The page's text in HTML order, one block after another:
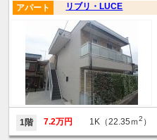
リブリ・LUCE
アパート
1階 7.2万円 1K（22.35ｍ2 ）